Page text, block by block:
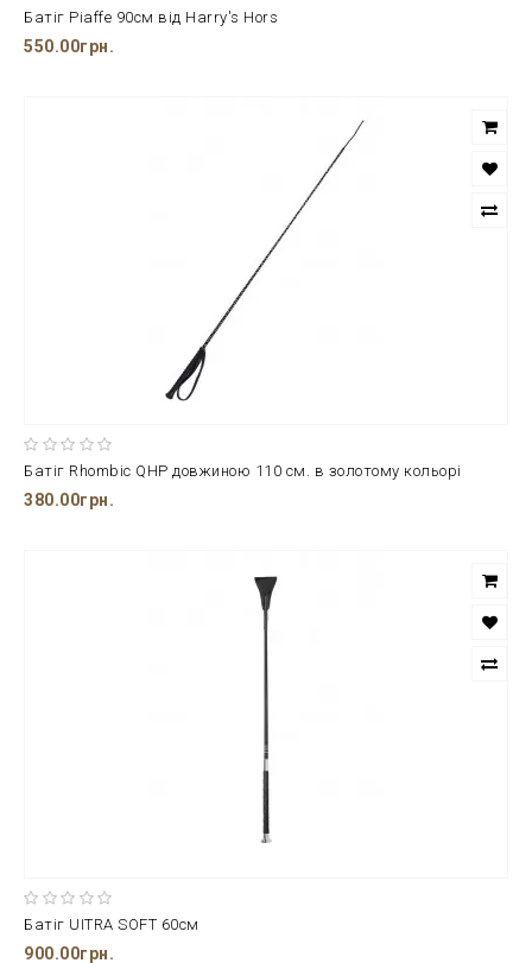
Батіг Piaffe 90см від Harry's Hors
550.00грн.
Батіг Rhombic QHP довжиною 110 см. в золотому кольорі
380.00грн.
Батіг UITRA SOFT 60см
900.00грн.